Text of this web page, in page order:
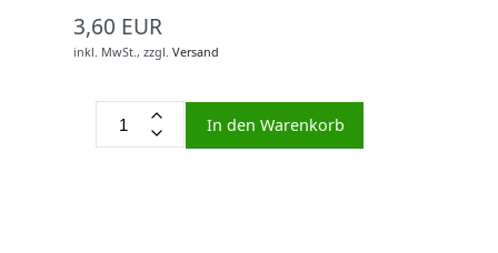
3,60 EUR
inkl. MwSt., zzgl. Versand
In den Warenkorb